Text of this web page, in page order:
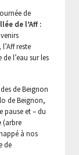
de
de l’Aff :
reste
l’eau sur les
de Beignon
de Beignon,
pause et – du
(arbre
à nos
de